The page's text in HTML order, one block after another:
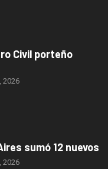
Civil porteño
2026
sumó 12 nuevos
2026